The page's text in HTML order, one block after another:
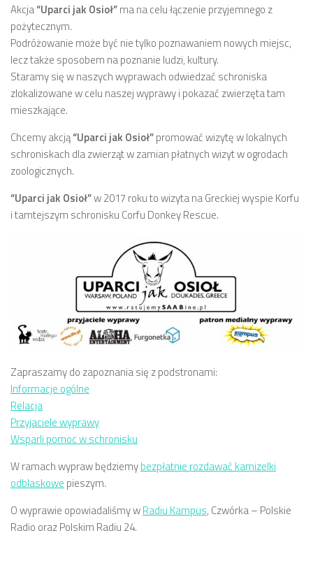
Akcja“Uparci jak Osioł”ma na celu łączenie przyjemnego z
pożytecznym.
Podróżowanie może być nie tylko poznawaniem nowych miejsc,
lecz także sposobem na poznanie ludzi, kultury.
Staramy się w naszych wyprawach odwiedzać schroniska
zlokalizowane w celu naszej wyprawy i pokazać zwierzęta tam
mieszkające.
Chcemy akcją“Uparci jak Osioł”promować wizytę w lokalnych
schroniskach dla zwierząt w zamian płatnych wizyt w ogrodach
zoologicznych.
“Uparci jak Osioł”w 2017 roku to wizyta na Greckiej wyspie Korfu
i tamtejszym schronisku Corfu Donkey Rescue.
Zapraszamy do zapoznania się z podstronami:
Informacje ogólne
Relacja
Przyjaciele wyprawy
Wsparli pomoc w schronisku
W ramach wypraw będziemybezpłatnie rozdawać kamizelki
odblaskowe pieszym.
O wyprawie opowiadaliśmy wRadiu Kampus, Czwórka – Polskie
Radio oraz Polskim Radiu 24.